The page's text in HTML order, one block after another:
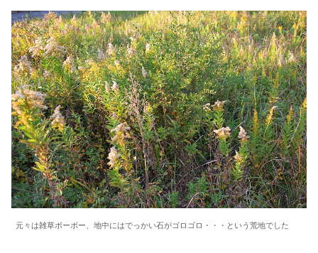
元々は雑草ボーボー、地中にはでっかい石がゴロゴロ・・・という荒地でした